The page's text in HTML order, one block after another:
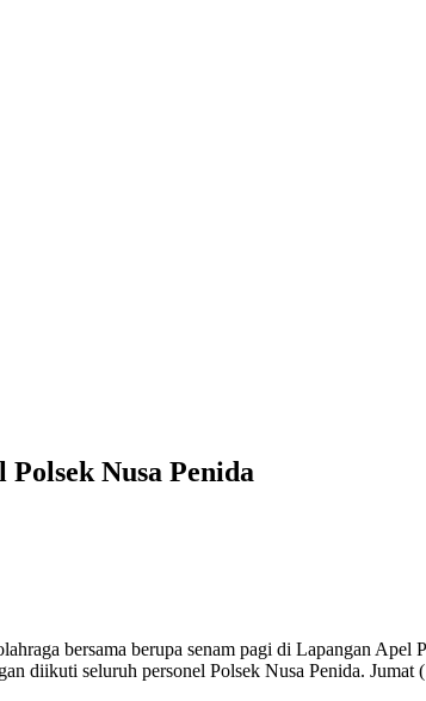
Nusa Penida
bersama berupa senam pagi di Lapangan
diikuti seluruh personel Polsek Nusa Penida. Jumat